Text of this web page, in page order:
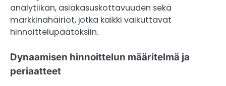
analytiikan, asiakasuskottavuuden sekä
markkinahäiriöt, jotka kaikki vaikuttavat
hinnoittelupäätöksiin.
Dynaamisen hinnoittelun määritelmä ja
periaatteet